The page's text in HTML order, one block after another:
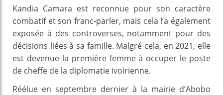
Kandia Camara est reconnue pour son caractère
combatif et son franc-parler, mais cela l’a également
exposée à des controverses, notamment pour des
décisions liées à sa famille. Malgré cela, en 2021, elle
est devenue la première femme à occuper le poste
de cheffe de la diplomatie ivoirienne.
Réélue en septembre dernier à la mairie d’Abobo